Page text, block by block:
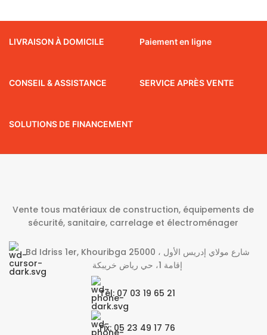
LIVRAISON À DOMICILE Paiement en ligne
CONSEIL & ASSISTANCE SERVICE APRÈS VENTE
SOLUTIONS DE FINANCEMENT
Vente tous matériaux de construction, équipements de
sécurité, sanitaire, carrelage et électroménager
Bd Idriss 1er, Khouribga 25000 شارع مولاي إدريس الأول ،
إقامة 1، حي رياض خريبكة
Tél: 07 03 19 65 21
Fix: 05 23 49 17 76